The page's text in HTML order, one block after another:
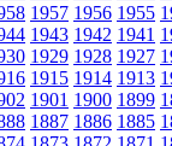
1957 1956 1955
1943 1942 1941
1929 1928 1927
1915 1914 1913
1901 1900 1899
1887 1886 1885